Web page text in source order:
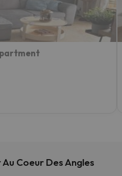
Coeur Des Angles